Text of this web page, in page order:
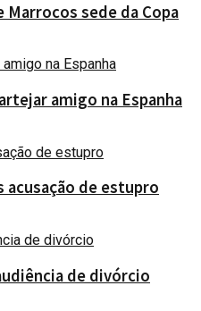
sede da Copa
amigo na Espanha
acusação de estupro
de divórcio